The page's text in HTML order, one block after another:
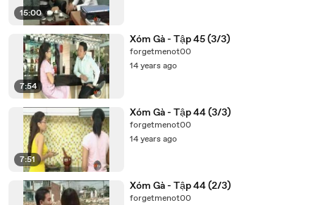
15:00
7:54
Xóm Gà - Tập 45 (3/3)
forgetmenot00
14 years ago
7:51
Xóm Gà - Tập 44 (3/3)
forgetmenot00
14 years ago
Xóm Gà - Tập 44 (2/3)
forgetmenot00